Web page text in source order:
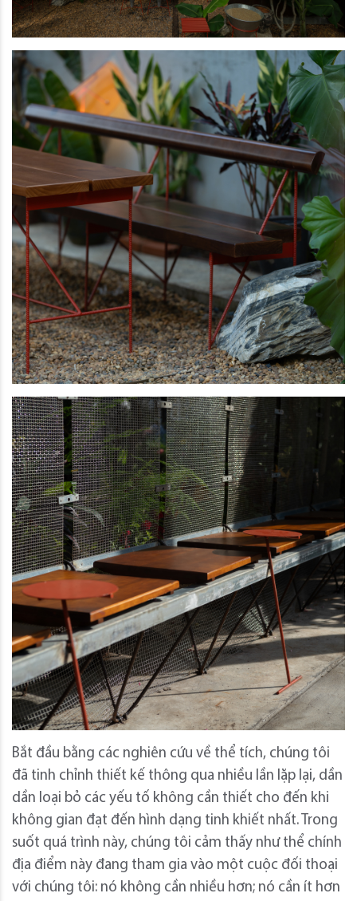
Bắt đầu bằng các nghiên cứu về thể tích, chúng tôi
đã tinh chỉnh thiết kế thông qua nhiều lần lặp lại, dần
dần loại bỏ các yếu tố không cần thiết cho đến khi
không gian đạt đến hình dạng tinh khiết nhất. Trong
suốt quá trình này, chúng tôi cảm thấy như thể chính
địa điểm này đang tham gia vào một cuộc đối thoại
với chúng tôi: nó không cần nhiều hơn; nó cần ít hơn